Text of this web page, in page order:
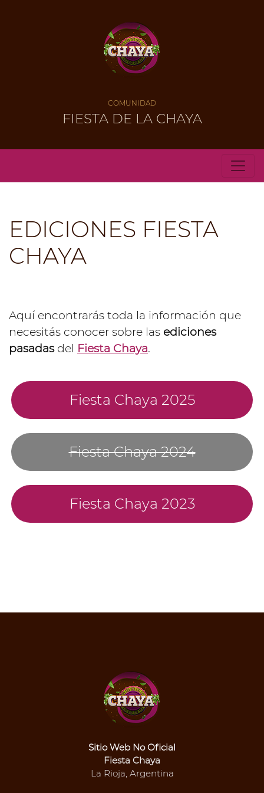
COMUNIDAD
FIESTA DE LA CHAYA
EDICIONES FIESTA
CHAYA
Aquí encontrarás toda la información que
necesitás conocer sobre las ediciones
pasadasdel Fiesta Chaya.
Fiesta Chaya 2025
Fiesta Chaya 2024
Fiesta Chaya 2023
Sitio Web No Oficial
Fiesta Chaya
La Rioja, Argentina